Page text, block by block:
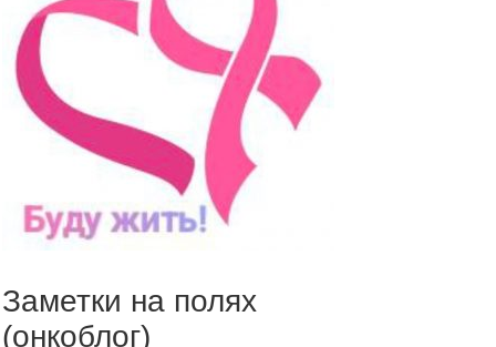
Заметки на полях
(онкоблог)